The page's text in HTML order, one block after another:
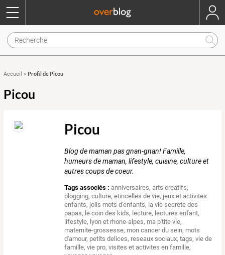
Accueil » Profil de Picou
Picou
Picou
Blog de maman pas gnan-gnan! Famille,
humeurs de maman, lifestyle, cuisine, culture et
autres coups de coeur.
Tags associés : anniversaires,arts creatifs,
blogging,culture,etincelles de vie, jeux et activites
enfants, jolis mots d'enfants, la vie secrete des
papas, le coin des kids, lecture, lectures enfant,
lifestyle, lyon et rhone-alpes, ma p'tite vie,
maternite-grossesse, mon cancer du sein, mots
d'amour, petits delices, reseaux sociaux,tags,vie de
famille,vie pro,visites et activites en famille,